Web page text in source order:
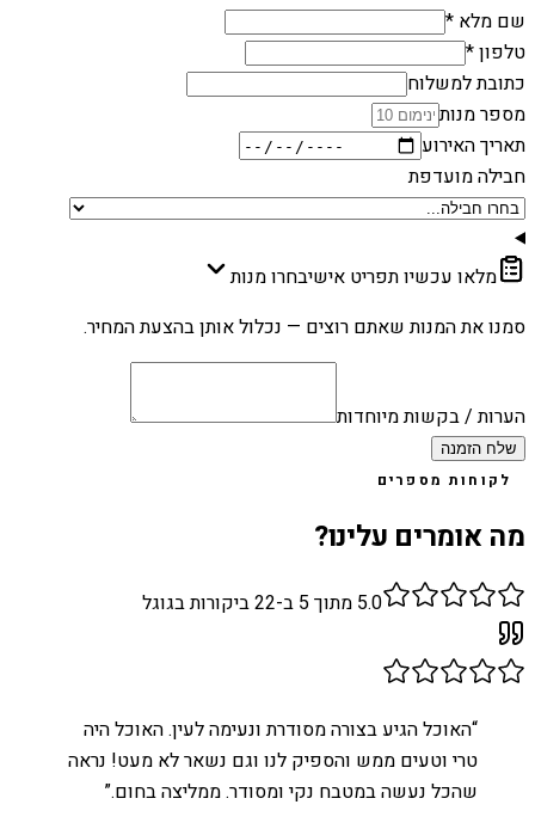
שם מלא *
טלפון *
כתובת למשלוח
מספר מנות
תאריך האירוע
חבילה מועדפת
מלאו עכשיו תפריט אישיבחרו מנות
סמנו את המנות שאתם רוצים — נכלול אותן בהצעת המחיר.
הערות / בקשות מיוחדות
שלח הזמנה
לקוחות מספרים
מה אומרים עלינו?
5.0 מתוך 5 ב- 22ביקורות בגוגל
“האוכל הגיע בצורה מסודרת ונעימה לעין. האוכל היה
טרי וטעים ממש והספיק לנו וגם נשאר לא מעט! נראה
שהכל נעשה במטבח נקי ומסודר. ממליצה בחום.”